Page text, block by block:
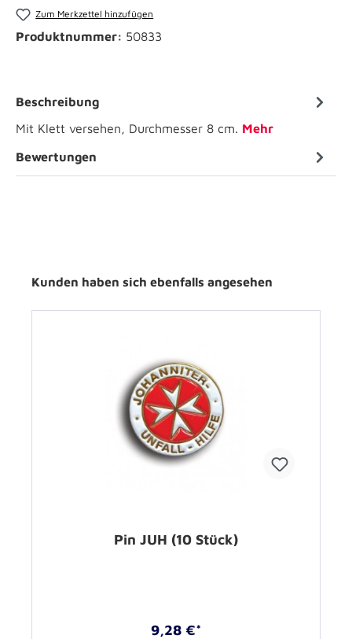
Zum Merkzettel hinzufügen
Produktnummer: 50833
Beschreibung
Mit Klett versehen, Durchmesser 8 cm. Mehr
Bewertungen
Kunden haben sich ebenfalls angesehen
Pin JUH (10 Stück)
9,28 €*